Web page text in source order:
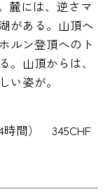
麓には、逆さマ
がある。山頂へ
ルン登頂へのト
。山頂からは、
い姿が。
時間） 345CHF